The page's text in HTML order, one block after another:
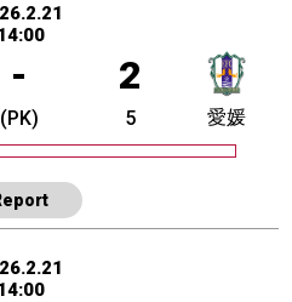
- 2
(PK) 5 愛媛